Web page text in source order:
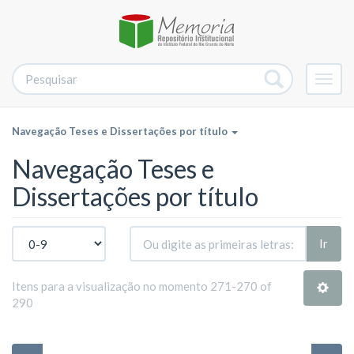
Navegação Teses e Dissertações por título
Navegação Teses e
Dissertações por título
Ir
Itens para a visualização no momento 271-270 of
290